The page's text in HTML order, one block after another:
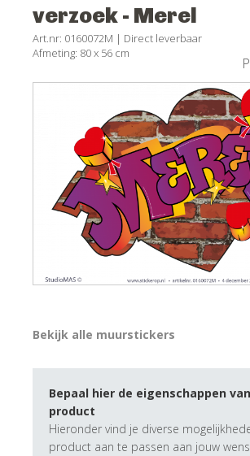
verzoek - Merel
Art.nr: 0160072M | Direct leverbaar
Afmeting: 80 x 56 cm
Bekijk alle muurstickers
Bepaal hier de eigenschappen
product
Hieronder vind je diverse
product aan te passen aan jouw